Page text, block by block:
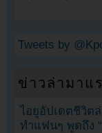
Tweets by
ข่าวล่ามาแ
ไอยูอัปเดตชีวิต
ทำแฟนๆ พูดถึง